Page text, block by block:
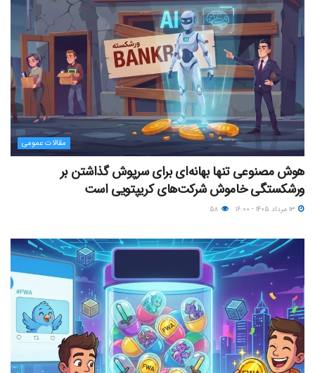
مقالات عمومی
هوش مصنوعی تنها بهانه‌ای برای سرپوش گذاشتن بر
ورشکستگی خاموش شرکت‌های کریپتویی است